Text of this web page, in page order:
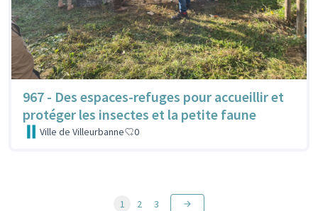
967 - Des espaces-refuges pour accueillir et
protéger les insectes et la petite faune
Ville de Villeurbanne 0
1 2 3